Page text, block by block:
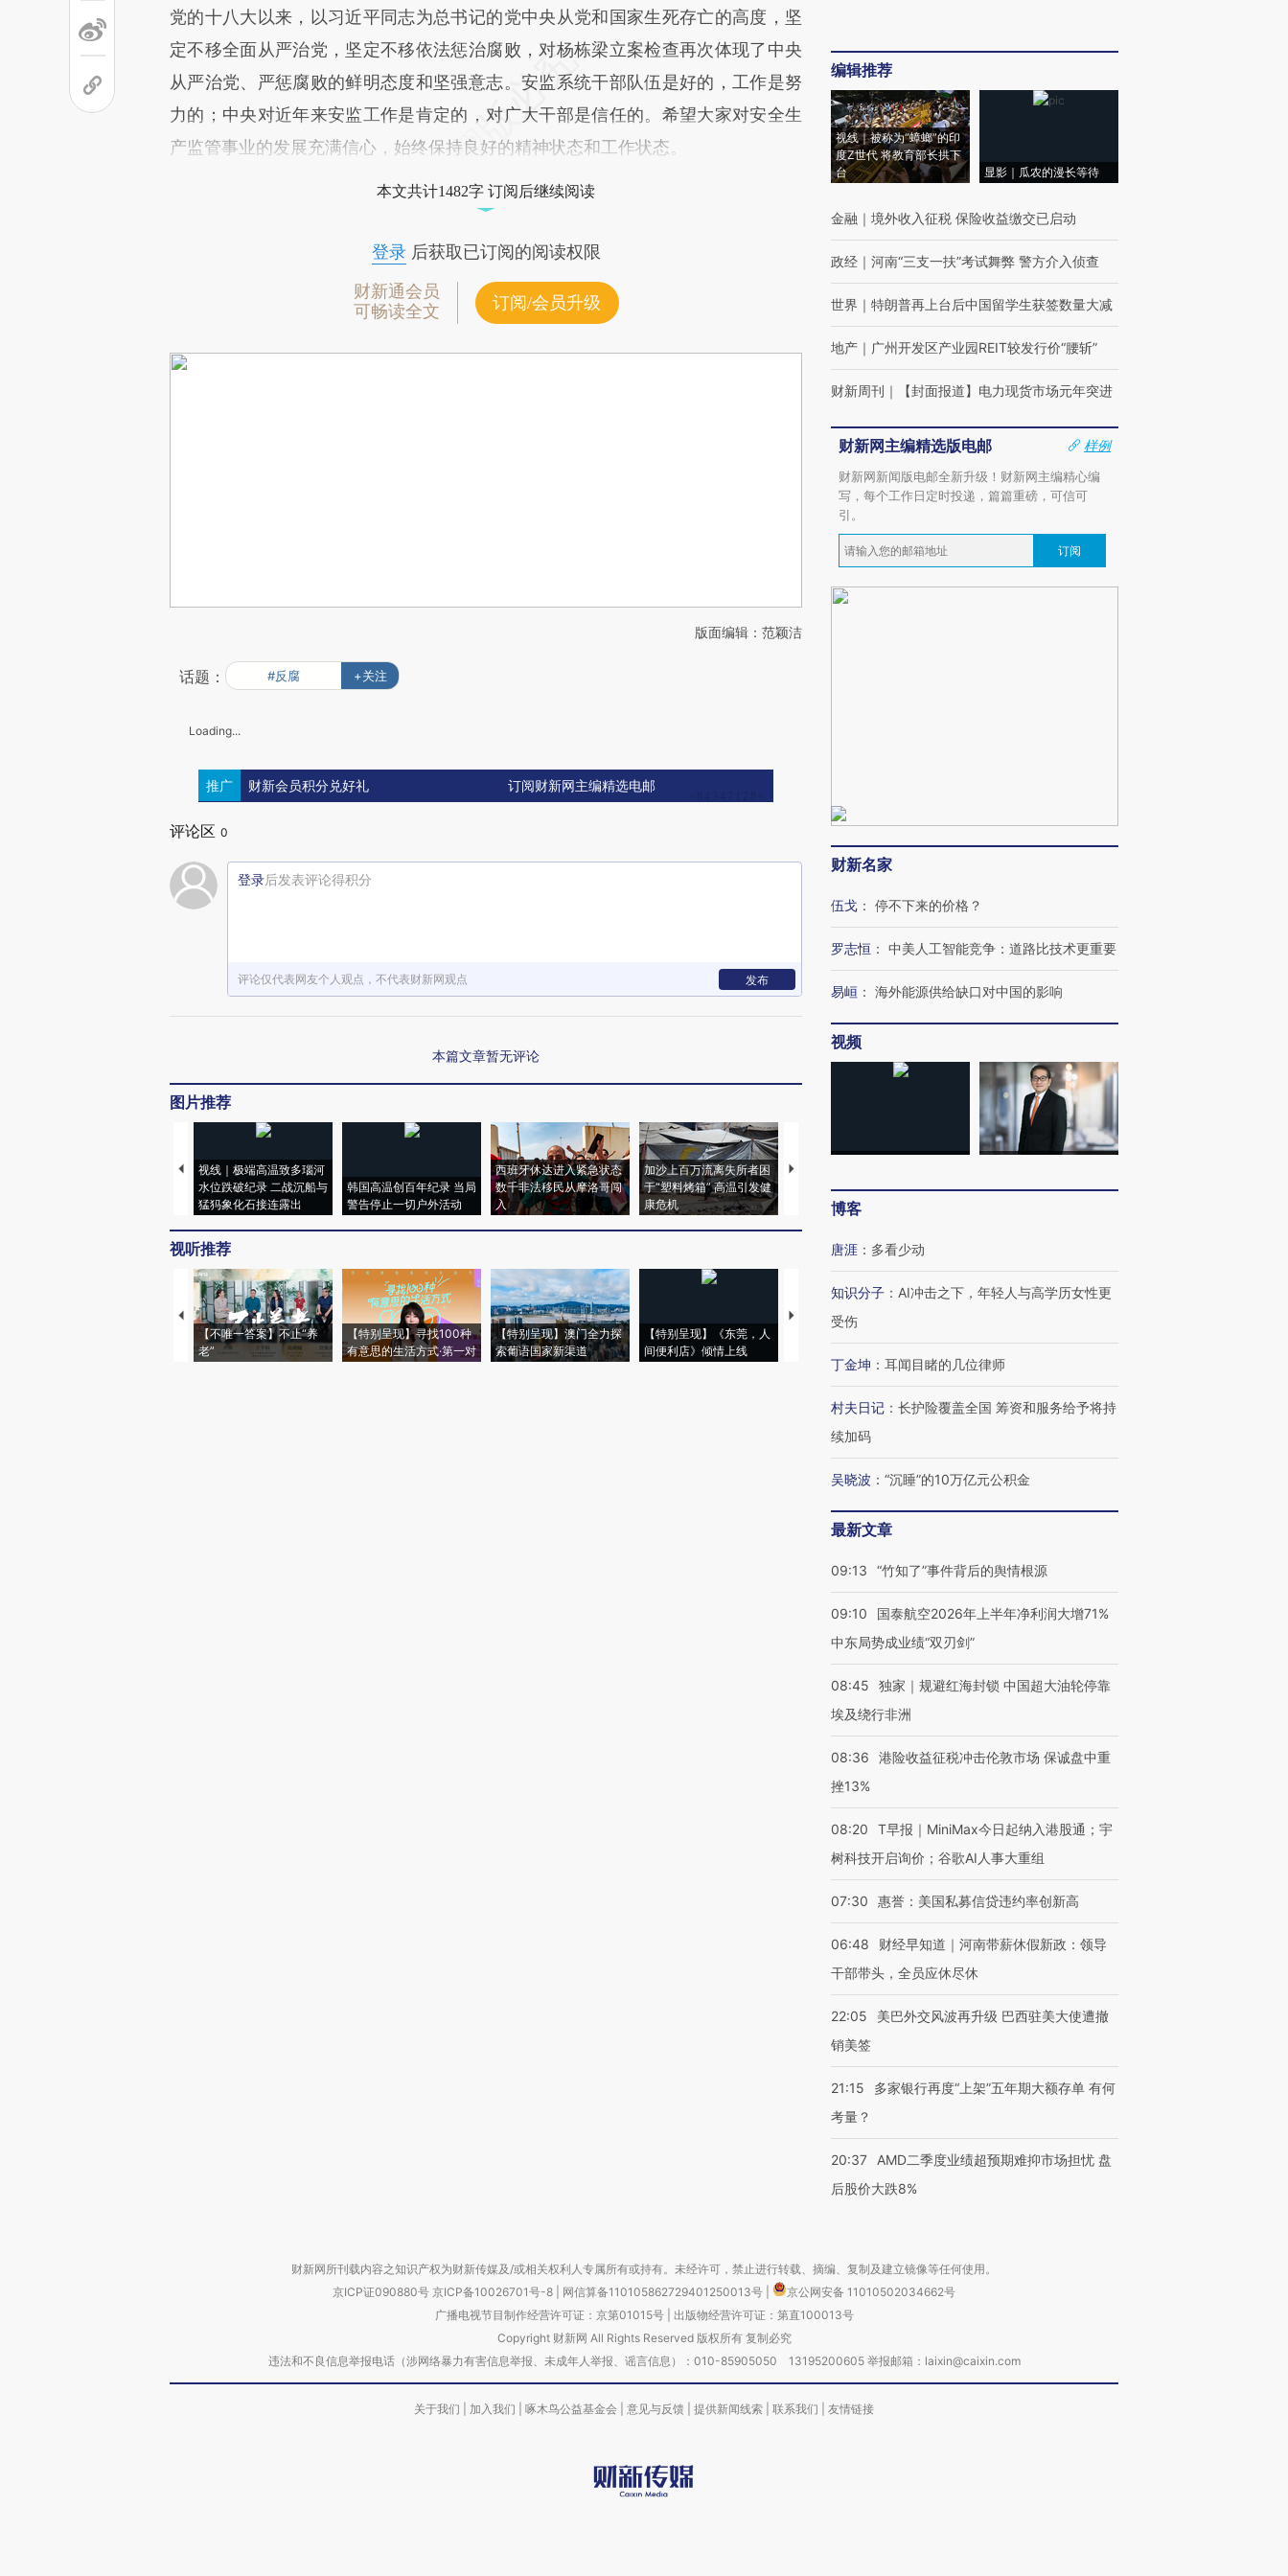
党的十八大以来，以习近平同志为总书记的党中央从党和国家生死存亡的高度，坚
定不移全面从严治党，坚定不移依法惩治腐败，对杨栋梁立案检查再次体现了中央
从严治党、严惩腐败的鲜明态度和坚强意志。安监系统干部队伍是好的，工作是努
力的；中央对近年来安监工作是肯定的，对广大干部是信任的。希望大家对安全生
产监管事业的发展充满信心，始终保持良好的精神状态和工作状态。
本文共计1482字 订阅后继续阅读
登录后获取已订阅的阅读权限
财新通会员
可畅读全文
订阅/会员升级
版面编辑：范颖洁
话题： #反腐 +关注
Loading...
推广 财新会员积分兑好礼 订阅财新网主编精选电邮
评论区 0
登录后发表评论得积分
评论仅代表网友个人观点，不代表财新网观点 发布
本篇文章暂无评论
图片推荐
视线｜极端高温致多瑙河
水位跌破纪录 二战沉船与
猛犸象化石接连露出
韩国高温创百年纪录 当局
警告停止一切户外活动
西班牙休达进入紧急状态
数千非法移民从摩洛哥闯
入
加沙上百万流离失所者困
于“塑料烤箱” 高温引发健
康危机
马航飞行员跨国走私7万
粒摇头丸 尿检体内含3种
泽连斯基密集出访美英 索
秘鲁纳斯卡观光飞机坠毁
视听推荐
【不唯一答案】不止“养
老”
【特别呈现】寻找100种
有意思的生活方式·第一对
【特别呈现】澳门全力探
索葡语国家新渠道
【特别呈现】《东莞，人
间便利店》倾情上线
【推广】走进第四届链博
编辑推荐
视线｜被称为“蟑螂”的印
度Z世代 将教育部长拱下
台
显影｜瓜农的漫长等待
金融 ｜ 境外收入征税 保险收益缴交已启动
政经 ｜ 河南“三支一扶”考试舞弊 警方介入侦查
世界 ｜ 特朗普再上台后中国留学生获签数量大减
地产 ｜ 广州开发区产业园REIT较发行价“腰斩”
财新周刊 ｜ 【封面报道】电力现货市场元年突进
财新网主编精选版电邮
样例
财新网新闻版电邮全新升级！财新网主编精心编
写，每个工作日定时投递，篇篇重磅，可信可
引。
订阅
财新名家
伍戈 ： 停不下来的价格？
罗志恒 ： 中美人工智能竞争：道路比技术更重要
易峘 ： 海外能源供给缺口对中国的影响
视频
博客
唐涯 ： 多看少动
知识分子 ： AI冲击之下，年轻人与高学历女性更
受伤
丁金坤 ： 耳闻目睹的几位律师
村夫日记 ： 长护险覆盖全国 筹资和服务给予将持
续加码
吴晓波 ： “沉睡”的10万亿元公积金
最新文章
09:13 “竹知了”事件背后的舆情根源
09:10
国泰航空2026年上半年净利润大增71%
中东局势成业绩“双刃剑”
08:45
独家｜规避红海封锁 中国超大油轮停靠
埃及绕行非洲
08:36
港险收益征税冲击伦敦市场 保诚盘中重
挫13%
08:20
T早报｜MiniMax今日起纳入港股通；宇
树科技开启询价；谷歌AI人事大重组
07:30 惠誉：美国私募信贷违约率创新高
06:48
财经早知道｜河南带薪休假新政：领导
干部带头，全员应休尽休
22:05
美巴外交风波再升级 巴西驻美大使遭撤
销美签
21:15
多家银行再度“上架”五年期大额存单 有何
考量？
20:37
AMD二季度业绩超预期难抑市场担忧 盘
后股价大跌8%
财新网所刊载内容之知识产权为财新传媒及/或相关权利人专属所有或持有。未经许可，禁止进行转载、摘编、复制及建立镜像等任何使用。
京ICP证090880号 京ICP备10026701号-8 网信算备110105862729401250013号
京公网安备 11010502034662号
广播电视节目制作经营许可证：京第01015号| 出版物经营许可证：第直100013号
Copyright 财新网 All Rights Reserved 版权所有 复制必究
违法和不良信息举报电话（涉网络暴力有害信息举报、未成年人举报、谣言信息）：010-85905050 13195200605 举报邮箱：laixin@caixin.com
关于我们 加入我们 啄木鸟公益基金会 意见与反馈 提供新闻线索 联系我们 友情链接